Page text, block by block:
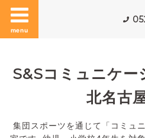
menu
S&Sコミュニケー
北名古
集団スポーツを通じて「コミュ